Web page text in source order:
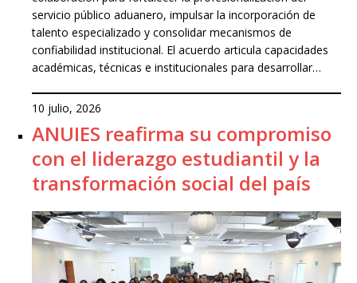
servicio público aduanero, impulsar la incorporación de
talento especializado y consolidar mecanismos de
confiabilidad institucional. El acuerdo articula capacidades
académicas, técnicas e institucionales para desarrollar…
10 julio, 2026
ANUIES reafirma su compromiso
con el liderazgo estudiantil y la
transformación social del país